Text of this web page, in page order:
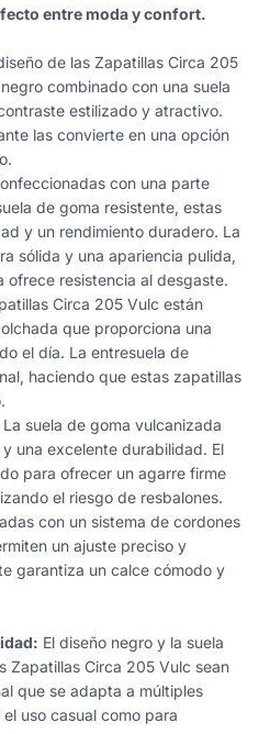
entre moda y confort.
de las Zapatillas Circa 205
combinado con una suela
estilizado y atractivo.
las convierte en una opción
con una parte
de goma resistente, estas
y un rendimiento duradero. La
sólida y una apariencia pulida,
ofrece resistencia al desgaste.
Circa 205 Vulc están
que proporciona una
el día. La entresuela de
haciendo que estas zapatillas
La suela de goma vulcanizada
una excelente durabilidad. El
para ofrecer un agarre firme
el riesgo de resbalones.
con un sistema de cordones
un ajuste preciso y
garantiza un calce cómodo y
El diseño negro y la suela
Zapatillas Circa 205 Vulc sean
que se adapta a múltiples
uso casual como para